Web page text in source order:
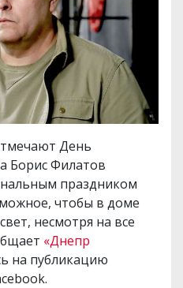
День
Борис Филатов
праздником
чтобы в доме
несмотря на все
«Днепр
на публикацию